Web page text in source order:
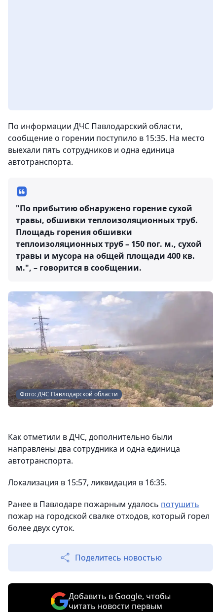
По информации ДЧС Павлодарский области,
сообщение о горении поступило в 15:35. На место
выехали пять сотрудников и одна единица
автотранспорта.
"По прибытию обнаружено горение сухой
травы, обшивки теплоизоляционных труб.
Площадь горения обшивки
теплоизоляционных труб – 150 пог. м., сухой
травы и мусора на общей площади 400 кв.
м.", – говорится в сообщении.
Фото: ДЧС Павлодарской области
Как отметили в ДЧС, дополнительно были
направлены два сотрудника и одна единица
автотранспорта.
Локализация в 15:57, ликвидация в 16:35.
Ранее в Павлодаре пожарным удалось потушить
пожар на городской свалке отходов, который горел
более двух суток.
Поделитесь новостью
Добавить в Google, чтобы
читать новости первым